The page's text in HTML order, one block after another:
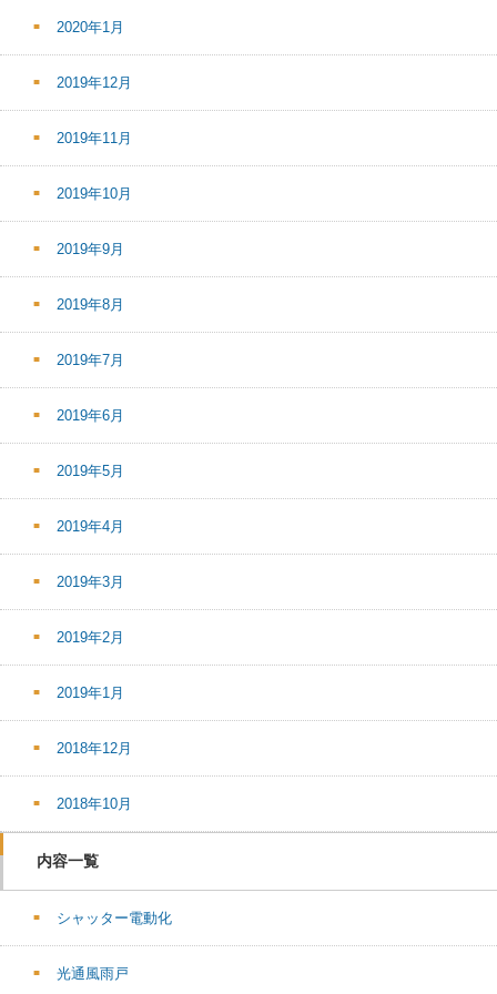
2020年1月
2019年12月
2019年11月
2019年10月
2019年9月
2019年8月
2019年7月
2019年6月
2019年5月
2019年4月
2019年3月
2019年2月
2019年1月
2018年12月
2018年10月
内容一覧
シャッター電動化
光通風雨戸